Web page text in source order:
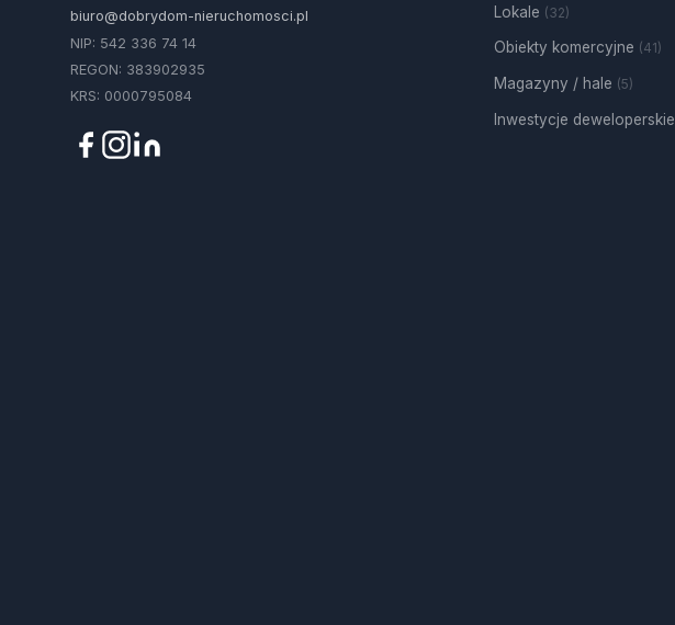
biuro@dobrydom-nieruchomosci.pl
NIP: 542 336 74 14
REGON: 383902935
KRS: 0000795084
Lokale (32)
Obiekty komercyjne (41)
Magazyny / hale (5)
Inwestycje deweloperskie